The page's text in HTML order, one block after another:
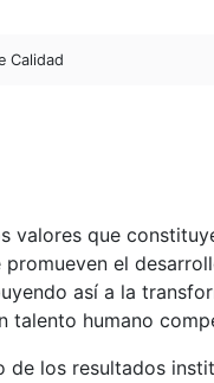
Calidad
valores que
el
así a la
talento humano
los resultados